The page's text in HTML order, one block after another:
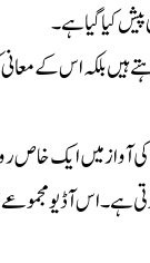
کیا گیا ہے۔
ہیں بلکہ اس کے
آواز میں ایک خاص
ہے۔ اس آڈیو